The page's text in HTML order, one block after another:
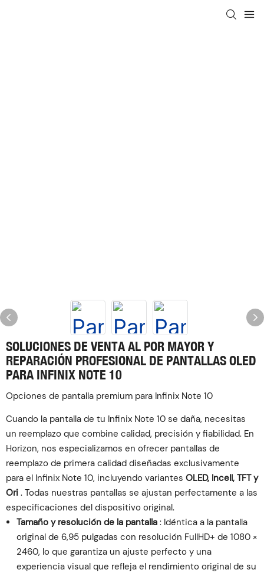
SOLUCIONES DE VENTA AL POR MAYOR Y
REPARACIÓN PROFESIONAL DE PANTALLAS OLED
PARA INFINIX NOTE 10
Opciones de pantalla premium para Infinix Note 10
Cuando la pantalla de tu Infinix Note 10 se daña, necesitas
un reemplazo que combine calidad, precisión y fiabilidad. En
Horizon, nos especializamos en ofrecer pantallas de
reemplazo de primera calidad diseñadas exclusivamente
para el Infinix Note 10, incluyendo variantes OLED, Incell, TFT y
Ori . Todas nuestras pantallas se ajustan perfectamente a las
especificaciones del dispositivo original.
Tamaño y resolución de la pantalla : Idéntica a la pantalla
original de 6,95 pulgadas con resolución FullHD+ de 1080 ×
2460, lo que garantiza un ajuste perfecto y una
experiencia visual que refleja el rendimiento original de su